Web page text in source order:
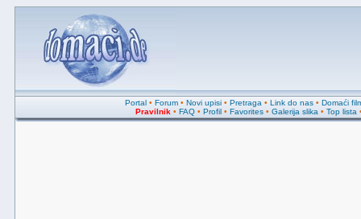
Portal• Forum• Novi upisi• Pretraga • Link do nas• Domaći
Pravilnik • FAQ • Profil • Favorites • Galerija slika • Top lista